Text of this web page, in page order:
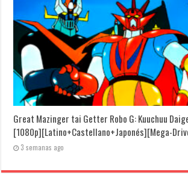
Great Mazinger tai Getter Robo G: Kuuchuu
[1080p][Latino+Castellano+Japonés][Mega-
3 semanas ago